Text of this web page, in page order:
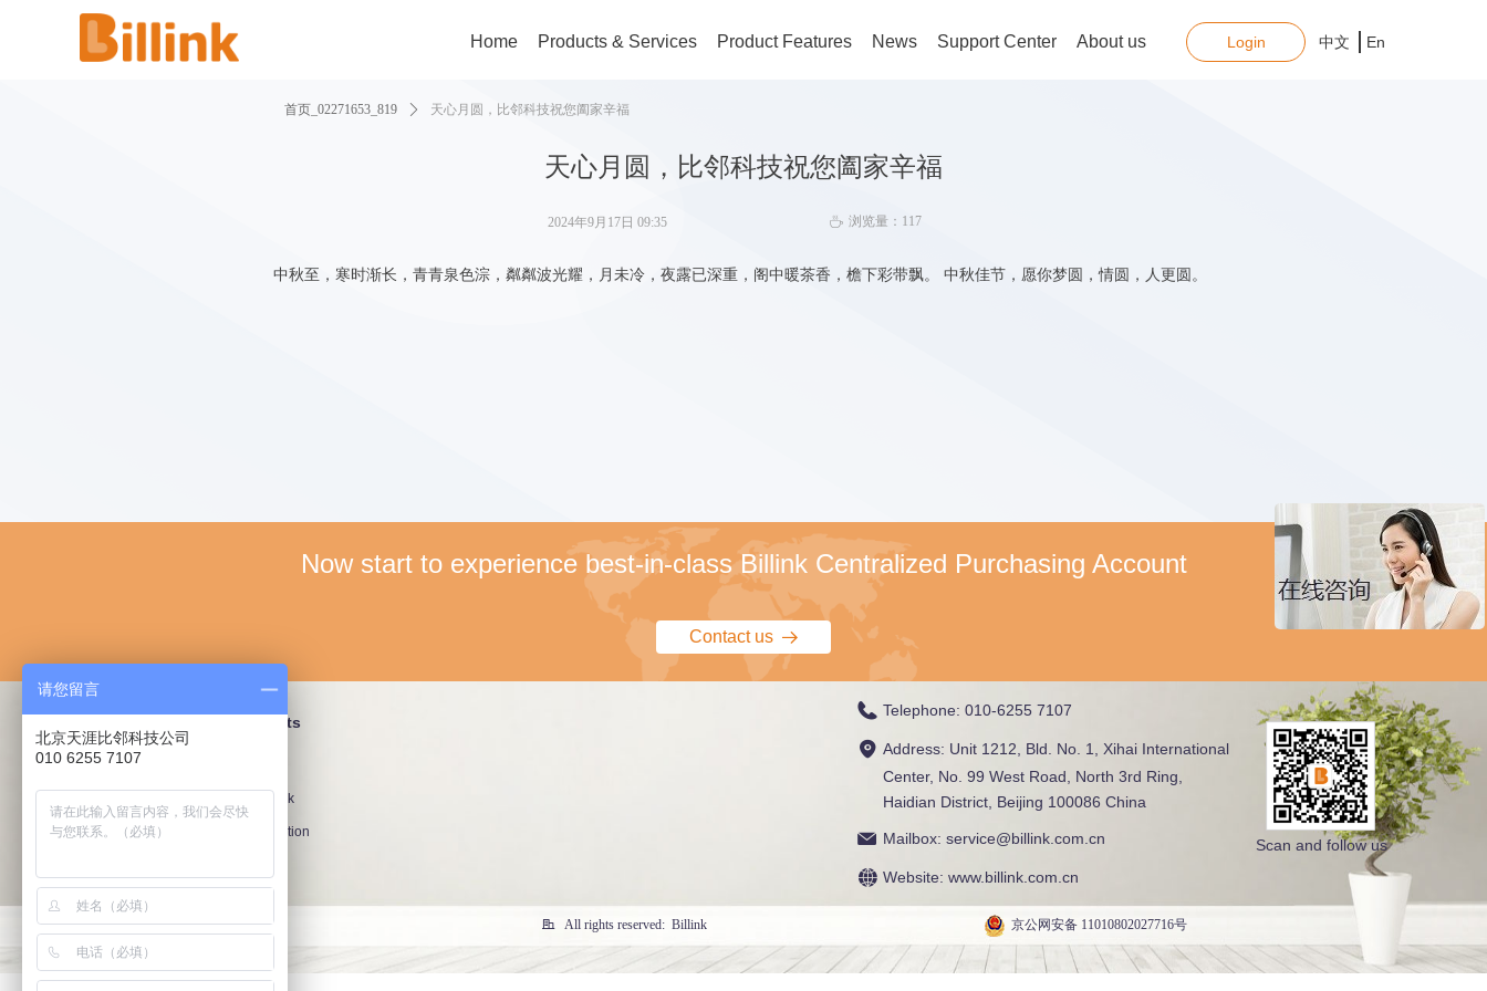
中文 En
Home Products & Services Product Features News Support Center About us Login
天心月圆，比邻科技祝您阖家辛福
首页_02271653_819 ꄲ 天心月圆，比邻科技祝您阖家辛福
中秋至，寒时渐长，青青泉色淙，粼粼波光耀，月未冷，夜露已深重，阁中暖茶香，檐下彩带飘。 中秋佳节，愿你梦圆，情圆，人更圆。
2024年9月17日 09:35 ꄘ 浏览量： 117
Now start to experience best-in-class Billink Centralized Purchasing Account
Contact us 뀠
京公网安备 11010802027716号
All rights reserved: Billink
Telephone: 010-6255 7107
Address: Unit 1212, Bld. No. 1, Xihai International
Center, No. 99 West Road, North 3rd Ring,
Haidian District, Beijing 100086 China
Mailbox: service@billink.com.cn
Website: www.billink.com.cn
Scan and follow us
Products
About us
Privacy Policy
Feedback
Cooperation
请您留言
北京天涯比邻科技公司
010 6255 7107